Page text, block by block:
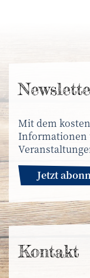
Mit dem
Informationen
Jetzt
Kontakt